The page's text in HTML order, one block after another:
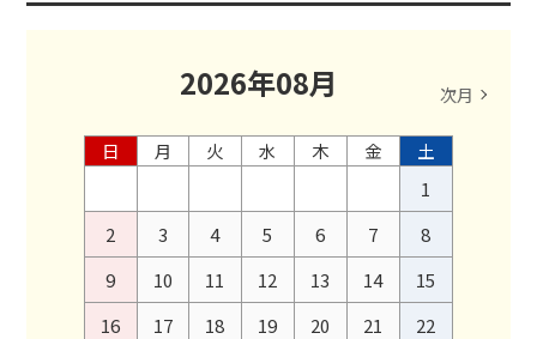
2026年08月 次月
日 月 火 水 木 金
土
1
2
3 4 5 6 7
8
9
10 11 12 13 14
15
16
17 18 19 20 21
22